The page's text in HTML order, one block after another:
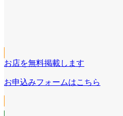
リ
ン
ク
ン
リ
ク
ン
ン
ク
お店を無料掲載します
お申込みフォームはこちら